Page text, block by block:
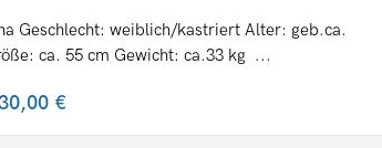
Geschlecht: weiblich/kastriert Alter: geb.ca.
ca. 55 cm Gewicht: ca.33 kg ...
€